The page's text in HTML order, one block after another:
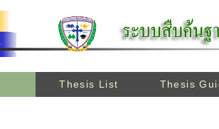
Thesis List Thesis